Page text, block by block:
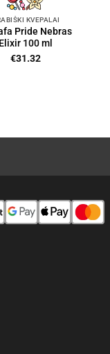
KVEPALAI
Pride Nebras
Elixir 100 ml
€31.32